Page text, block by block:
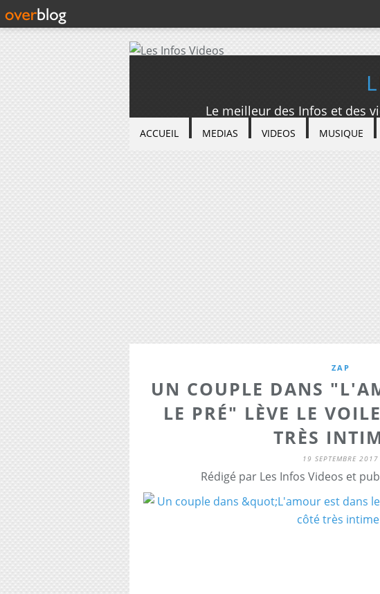
Le meilleur des Infos et des
ACCUEIL MEDIAS VIDEOS MUSIQUE
ZAP
UN COUPLE DANS
LE PRÉ" LÈVE LE
TRÈS
19 SEPTEMBRE 2017
Rédigé par Les Infos Videos et